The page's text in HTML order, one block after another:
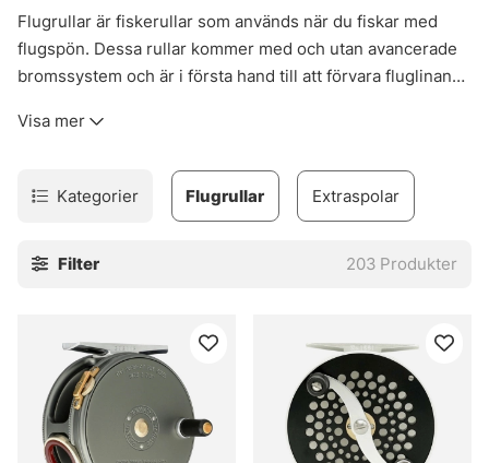
Flugrullar är fiskerullar som används när du fiskar med
flugspön. Dessa rullar kommer med och utan avancerade
bromssystem och är i första hand till att förvara fluglinan
modeller av flugrullar som har extra jämna och starka
har ett antal modeller av flugrullar där du hittar rullar med
extra stora spolar, saltvattenståliga flugrullar, extra lätta
hittar garanterat en flugrulle som både matchar ditt spö
Visa mer
Kategorier Flugrullar Extraspolar
Filter 203 Produkter